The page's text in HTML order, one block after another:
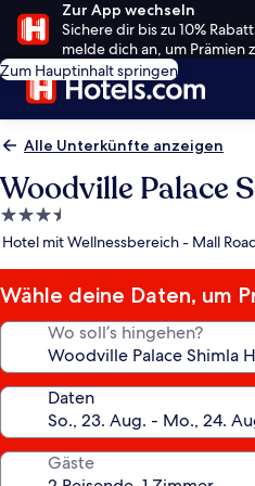
Zur App wechseln
Sichere dir bis zu 10%
melde dich an, um Prämien
Zum Hauptinhalt springen
Alle Unterkünfte anzeigen
Woodville Palace
3.5-
Sterne-
Hotel mit Wellnessbereich - Mall
Wähle deine Daten, um
Wo soll’s hingehen?
Daten
Gäste